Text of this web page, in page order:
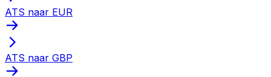
ATS naar EUR
ATS naar GBP